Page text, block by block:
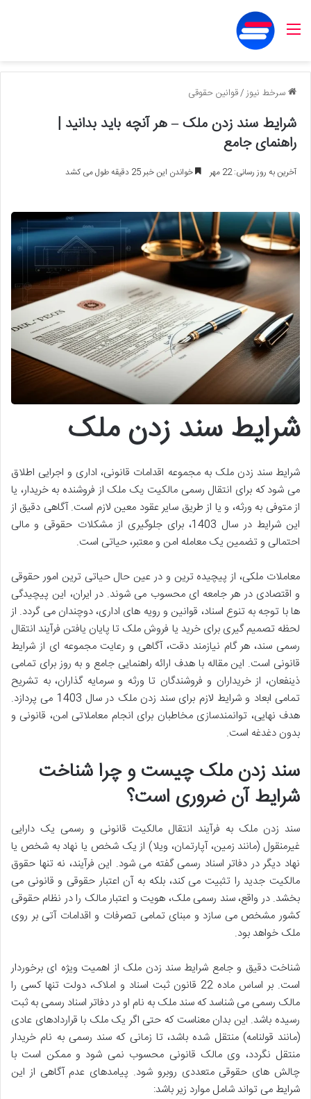
منو
سرخط نیوز/قوانین حقوقی
شرایط سند زدن ملک – هر آنچه باید بدانید |
راهنمای جامع
آخرین به روز رسانی: 22 مهر خواندن این خبر 25 دقیقه طول می کشد
شرایط سند زدن ملک
شرایط سند زدن ملک به مجموعه اقدامات قانونی، اداری و اجرایی اطلاق
می شود که برای انتقال رسمی مالکیت یک ملک از فروشنده به خریدار، یا
از متوفی به ورثه، و یا از طریق سایر عقود معین لازم است. آگاهی دقیق از
این شرایط در سال 1403، برای جلوگیری از مشکلات حقوقی و مالی
احتمالی و تضمین یک معامله امن و معتبر، حیاتی است.
معاملات ملکی، از پیچیده ترین و در عین حال حیاتی ترین امور حقوقی
و اقتصادی در هر جامعه ای محسوب می شوند. در ایران، این پیچیدگی
ها با توجه به تنوع اسناد، قوانین و رویه های اداری، دوچندان می گردد. از
لحظه تصمیم گیری برای خرید یا فروش ملک تا پایان یافتن فرآیند انتقال
رسمی سند، هر گام نیازمند دقت، آگاهی و رعایت مجموعه ای از شرایط
قانونی است. این مقاله با هدف ارائه راهنمایی جامع و به روز برای تمامی
ذینفعان، از خریداران و فروشندگان تا ورثه و سرمایه گذاران، به تشریح
تمامی ابعاد و شرایط لازم برای سند زدن ملک در سال 1403 می پردازد.
هدف نهایی، توانمندسازی مخاطبان برای انجام معاملاتی امن، قانونی و
بدون دغدغه است.
سند زدن ملک چیست و چرا شناخت
شرایط آن ضروری است؟
سند زدن ملک به فرآیند انتقال مالکیت قانونی و رسمی یک دارایی
غیرمنقول (مانند زمین، آپارتمان، ویلا) از یک شخص یا نهاد به شخص یا
نهاد دیگر در دفاتر اسناد رسمی گفته می شود. این فرآیند، نه تنها حقوق
مالکیت جدید را تثبیت می کند، بلکه به آن اعتبار حقوقی و قانونی می
بخشد. در واقع، سند رسمی ملک، هویت و اعتبار مالک را در نظام حقوقی
کشور مشخص می سازد و مبنای تمامی تصرفات و اقدامات آتی بر روی
ملک خواهد بود.
شناخت دقیق و جامع شرایط سند زدن ملک از اهمیت ویژه ای برخوردار
است. بر اساس ماده 22 قانون ثبت اسناد و املاک، دولت تنها کسی را
مالک رسمی می شناسد که سند ملک به نام او در دفاتر اسناد رسمی به ثبت
رسیده باشد. این بدان معناست که حتی اگر یک ملک با قراردادهای عادی
(مانند قولنامه) منتقل شده باشد، تا زمانی که سند رسمی به نام خریدار
منتقل نگردد، وی مالک قانونی محسوب نمی شود و ممکن است با
چالش های حقوقی متعددی روبرو شود. پیامدهای عدم آگاهی از این
شرایط می تواند شامل موارد زیر باشد: